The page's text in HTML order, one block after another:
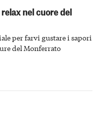
nel cuore del
per farvi gustare i sapori
del Monferrato